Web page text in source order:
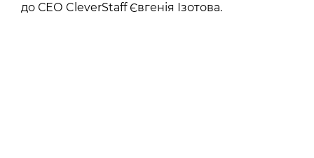
до СЕО CleverStaff Євгенія Ізотова.